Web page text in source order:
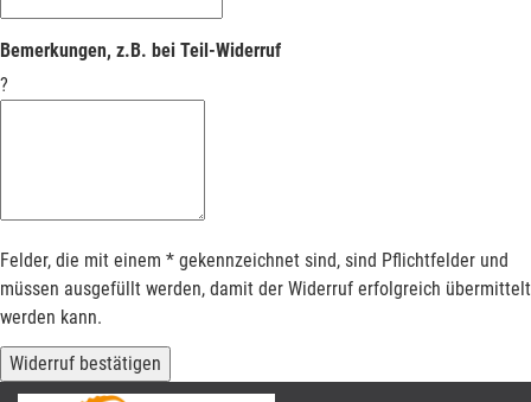
Bemerkungen, z.B. bei Teil-Widerruf
?
Felder, die mit einem * gekennzeichnet sind, sind Pflichtfelder und
müssen ausgefüllt werden, damit der Widerruf erfolgreich übermittelt
werden kann.
Widerruf bestätigen